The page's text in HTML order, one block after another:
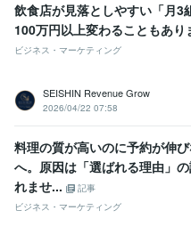
飲食店が見落としやすい「月3
100万円以上変わることもあり
ビジネス・マーケティング
SEISHIN Revenue Grow
2026/04/22 07:58
料理の質が高いのに予約が伸
へ。原因は「選ばれる理由」
れませ...
記事
ビジネス・マーケティング